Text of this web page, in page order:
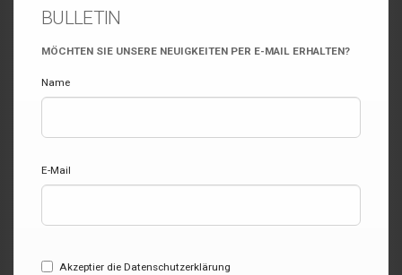
BULLETIN
MÖCHTEN SIE UNSERE NEUIGKEITEN PER E-MAIL ERHALTEN?
Name
E-Mail
Akzeptier die Datenschutzerklärung